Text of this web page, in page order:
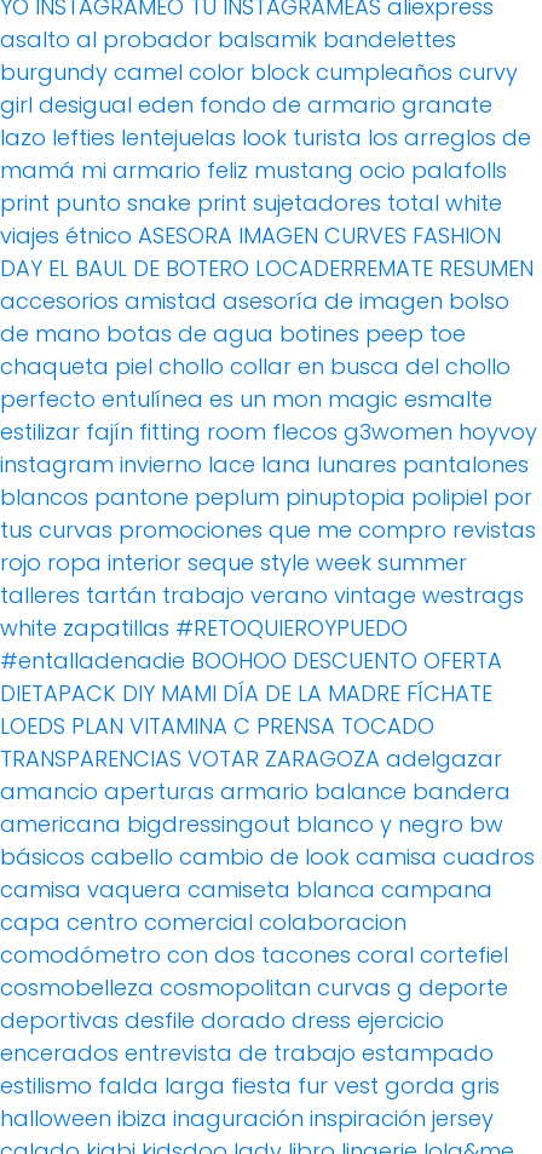
YO INSTAGRAMEO TU INSTAGRAMEAS aliexpress
asalto al probador balsamik bandelettes
burgundy camel color block cumpleaños curvy
girl desigual eden fondo de armario granate
lazo lefties lentejuelas look turista los arreglos de
mamá mi armario feliz mustang ocio palafolls
print punto snake print sujetadores total white
viajes étnico ASESORA IMAGEN CURVES FASHION
DAY EL BAUL DE BOTERO LOCADERREMATE RESUMEN
accesorios amistad asesoría de imagen bolso
de mano botas de agua botines peep toe
chaqueta piel chollo collar en busca del chollo
perfecto entulínea es un mon magic esmalte
estilizar fajín fitting room flecos g3women hoyvoy
instagram invierno lace lana lunares pantalones
blancos pantone peplum pinuptopia polipiel por
tus curvas promociones que me compro revistas
rojo ropa interior seque style week summer
talleres tartán trabajo verano vintage westrags
white zapatillas #RETOQUIEROYPUEDO
#entalladenadie BOOHOO DESCUENTO OFERTA
DIETAPACK DIY MAMI DÍA DE LA MADRE FÍCHATE
LOEDS PLAN VITAMINA C PRENSA TOCADO
TRANSPARENCIAS VOTAR ZARAGOZA adelgazar
amancio aperturas armario balance bandera
americana bigdressingout blanco y negro bw
básicos cabello cambio de look camisa cuadros
camisa vaquera camiseta blanca campana
capa centro comercial colaboracion
comodómetro con dos tacones coral cortefiel
cosmobelleza cosmopolitan curvas g deporte
deportivas desfile dorado dress ejercicio
encerados entrevista de trabajo estampado
estilismo falda larga fiesta fur vest gorda gris
halloween ibiza inaguración inspiración jersey